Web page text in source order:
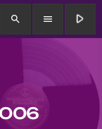
search menu play_arrow
006